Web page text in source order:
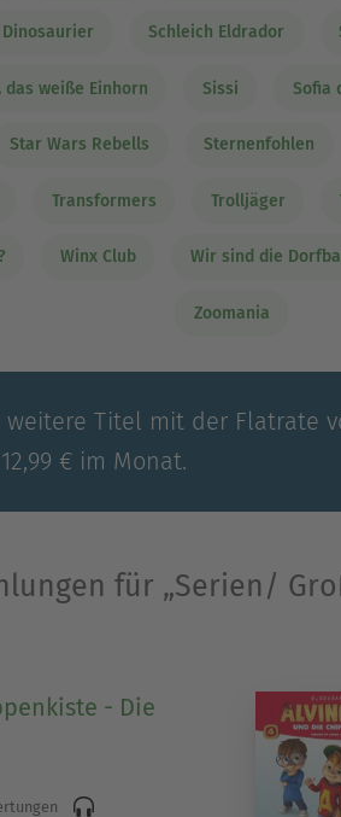
Schleich Eldrador
weiße Einhorn Sissi Sofia
Star Wars Rebells Sternenfohlen
Transformers Trolljäger
Winx Club Wir sind die
Zoomania
weitere Titel mit der Flatrate
€ im Monat.
für „Serien/
- Die